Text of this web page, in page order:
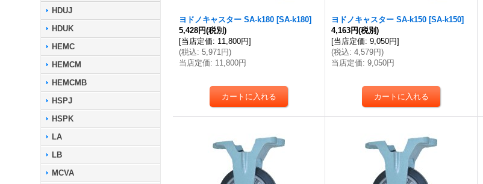
HDUJ
HDUK
HEMC
HEMCM
HEMCMB
HSPJ
HSPK
LA
LB
MCVA
ヨドノキャスター SA-k180 [SA-k180]
5,428円(税別)
[当店定価: 11,800円]
(税込: 5,971円)
当店定価: 11,800円
ヨドノキャスター SA-k150 [SA-k150]
4,163円(税別)
[当店定価: 9,050円]
(税込: 4,579円)
当店定価: 9,050円